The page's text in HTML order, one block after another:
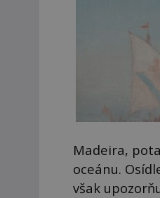
Madeira,
oceánu.
však